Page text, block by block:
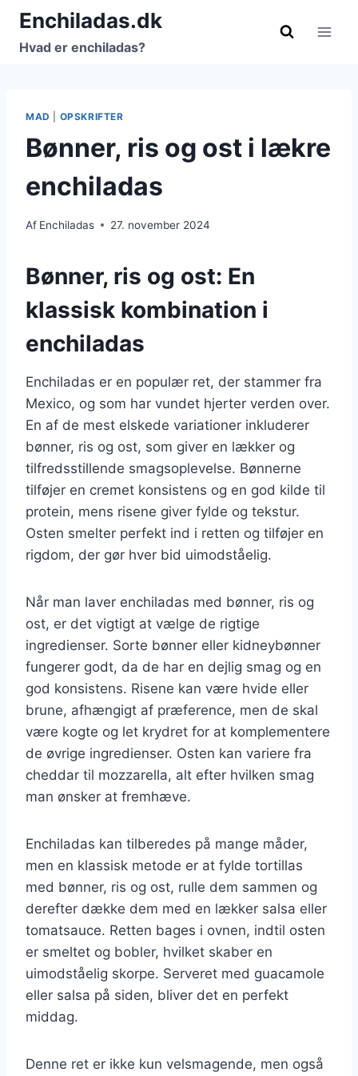
Fortsæt
indhold
Enchiladas.dk
Hvad er enchiladas?
MAD OPSKRIFTER
Bønner, ris og ost i lækre
enchiladas
Af Enchiladas 27. november 2024
Bønner, ris og ost: En
klassisk kombination i
enchiladas
Enchiladas er en populær ret, der stammer fra
Mexico, og som har vundet hjerter verden over.
En af de mest elskede variationer inkluderer
bønner, ris og ost, som giver en lækker og
tilfredsstillende smagsoplevelse. Bønnerne
tilføjer en cremet konsistens og en god kilde til
protein, mens risene giver fylde og tekstur.
Osten smelter perfekt ind i retten og tilføjer en
rigdom, der gør hver bid uimodståelig.
Når man laver enchiladas med bønner, ris og
ost, er det vigtigt at vælge de rigtige
ingredienser. Sorte bønner eller kidneybønner
fungerer godt, da de har en dejlig smag og en
god konsistens. Risene kan være hvide eller
brune, afhængigt af præference, men de skal
være kogte og let krydret for at komplementere
de øvrige ingredienser. Osten kan variere fra
cheddar til mozzarella, alt efter hvilken smag
man ønsker at fremhæve.
Enchiladas kan tilberedes på mange måder,
men en klassisk metode er at fylde tortillas
med bønner, ris og ost, rulle dem sammen og
derefter dække dem med en lækker salsa eller
tomatsauce. Retten bages i ovnen, indtil osten
er smeltet og bobler, hvilket skaber en
uimodståelig skorpe. Serveret med guacamole
eller salsa på siden, bliver det en perfekt
middag.
Denne ret er ikke kun velsmagende, men også